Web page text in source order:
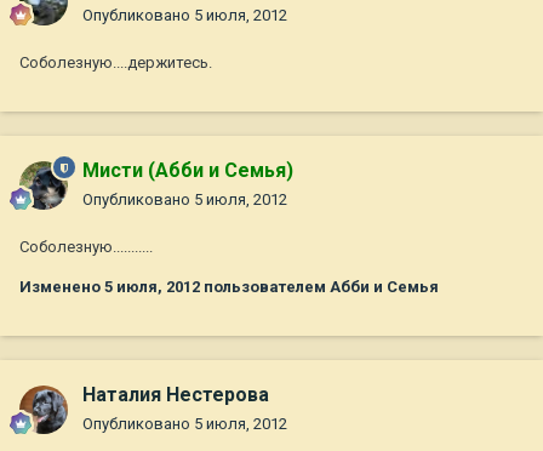
Опубликовано 5 июля, 2012
Соболезную....держитесь.
Мисти (Абби и Семья)
Опубликовано 5 июля, 2012
Соболезную...........
Изменено 5 июля, 2012 пользователем Абби и Семья
Наталия Нестерова
Опубликовано 5 июля, 2012